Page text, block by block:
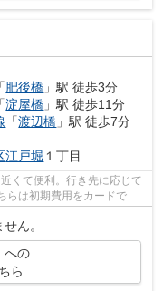
「肥後橋 」駅 徒歩3分
「淀屋橋 」駅 徒歩11分
「渡辺橋 」駅 徒歩7分
江戸堀 １丁目
くて便利。行き先に応じて
らは初期費用をカードでお
ん。
への
ら